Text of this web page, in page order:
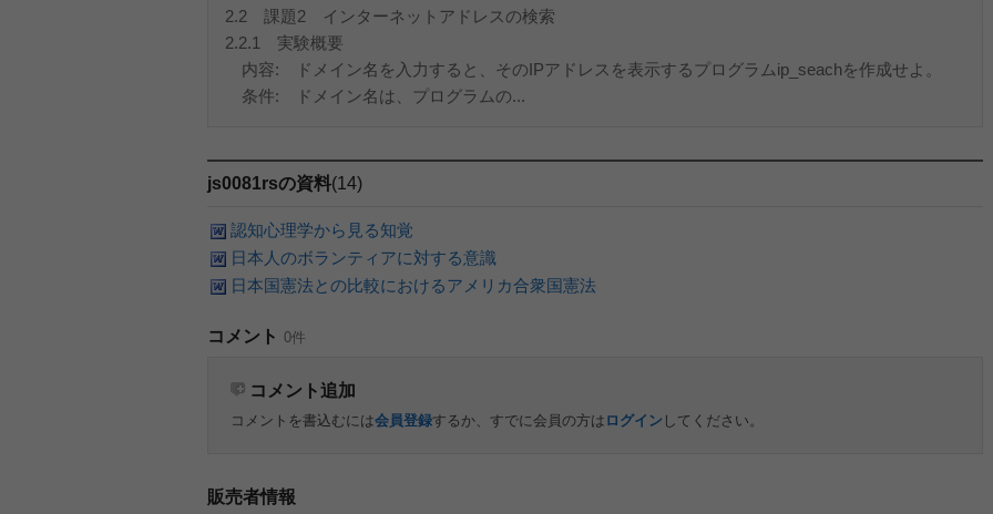
2.2 課題2 インターネットアドレスの検索
2.2.1 実験概要
内容: ドメイン名を入力すると、そのIPアドレスを表示するプログラムip_seachを作成せよ。
条件: ドメイン名は、プログラムの...
js0081rsの資料(14)
認知心理学から見る知覚
日本人のボランティアに対する意識
日本国憲法との比較におけるアメリカ合衆国憲法
コメント 0件
コメント追加
コメントを書込むには会員登録するか、すでに会員の方は ログイン してください。
販売者情報